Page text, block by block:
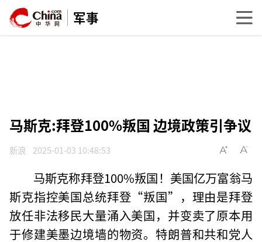
军事
马斯克:拜登100%叛国 边境政策引争议
新浪 2025-01-03 10:48:53
马斯克称拜登100%叛国！美国亿万富翁马
斯克指控美国总统拜登“叛国”，理由是拜登
放任非法移民大量涌入美国，并变卖了原本用
于修建美墨边境墙的物资。特朗普和共和党人